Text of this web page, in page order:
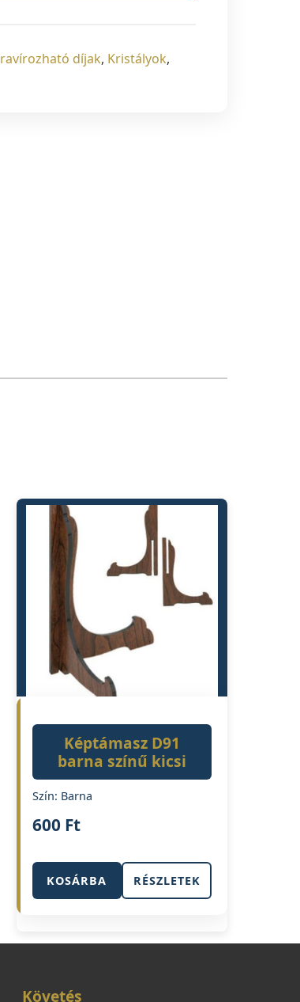
díjak, Kristályok,
Képtámasz D91
barna színű kicsi
Szín: Barna
600 Ft
KOSÁRBA RÉSZLETEK
Követés